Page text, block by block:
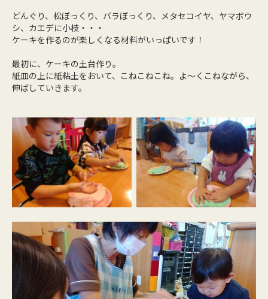
どんぐり、松ぼっくり、バラぼっくり、メタセコイヤ、ヤマボウ
シ、カエデに小枝・・・
ケーキを作るのが楽しくなる材料がいっぱいです！
最初に、ケーキの土台作り。
紙皿の上に紙粘土をおいて、こねこねこね。よ～くこねながら、
伸ばしていきます。